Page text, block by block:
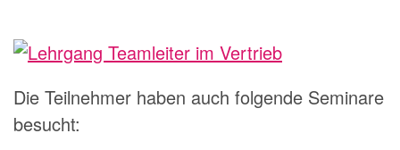
Die Teilnehmer haben auch folgende Seminare
besucht: